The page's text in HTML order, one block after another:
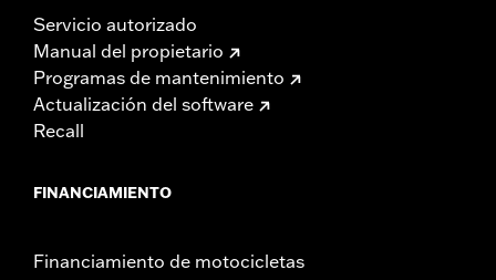
Servicio autorizado
Manual del propietario
Programas de mantenimiento
Actualización del software
Recall
FINANCIAMIENTO
Financiamiento de motocicletas